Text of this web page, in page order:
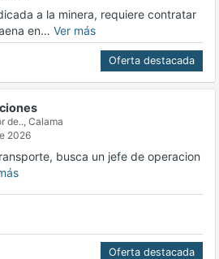
a la minera, requiere contratar
en… Ver más
Oferta destacada
de.., Calama
2026
busca un jefe de operacion
Oferta destacada